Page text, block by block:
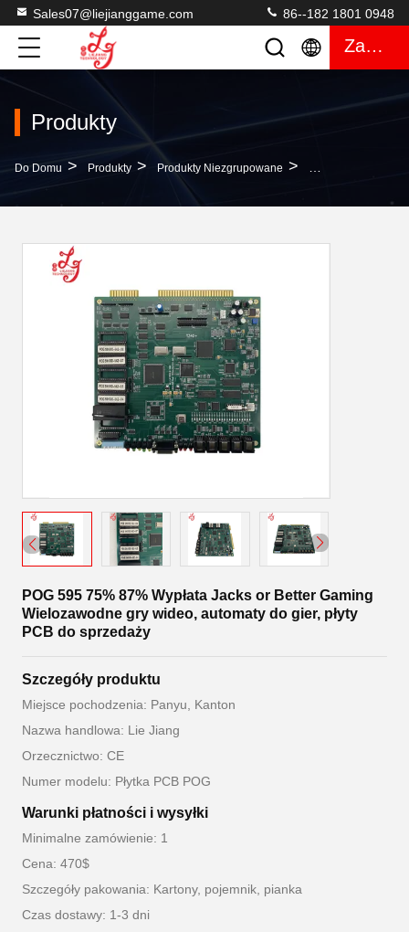
Sales07@liejianggame.com 86--182 1801 0948
Zacytować
Produkty
Do Domu > Produkty > Produkty Niezgrupowane > POG 595 75%
POG 595 75% 87% Wypłata Jacks or Better Gaming
Wielozawodne gry wideo, automaty do gier, płyty
PCB do sprzedaży
Szczegóły produktu
Miejsce pochodzenia: Panyu, Kanton
Nazwa handlowa: Lie Jiang
Orzecznictwo: CE
Numer modelu: Płytka PCB POG
Warunki płatności i wysyłki
Minimalne zamówienie: 1
Cena: 470$
Szczegóły pakowania: Kartony, pojemnik, pianka
Czas dostawy: 1-3 dni